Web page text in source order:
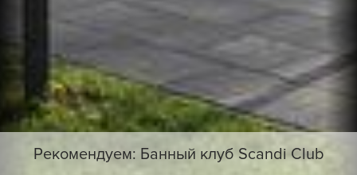
Рекомендуем: Банный клуб Scandi Club